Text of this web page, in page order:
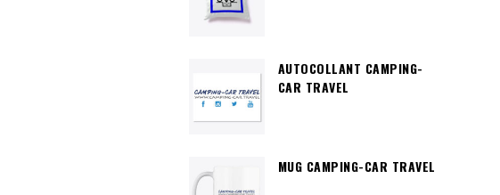
AUTOCOLLANT CAMPING-
CAR TRAVEL
MUG CAMPING-CAR TRAVEL